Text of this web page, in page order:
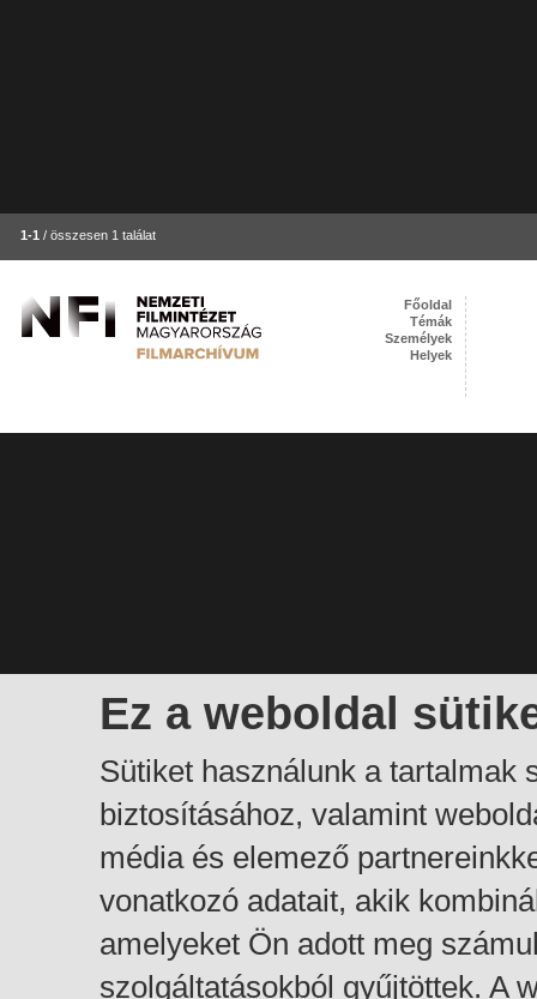
1-1 / összesen 1 találat
Ez a weboldal
Sütiket használunk a tartalmak
biztosításához, valamint
média és elemező
vonatkozó adatait, akik
amelyeket Ön adott meg
szolgáltatásokból gyűjtöttek. A
Főoldal
Témák
Személyek
Helyek